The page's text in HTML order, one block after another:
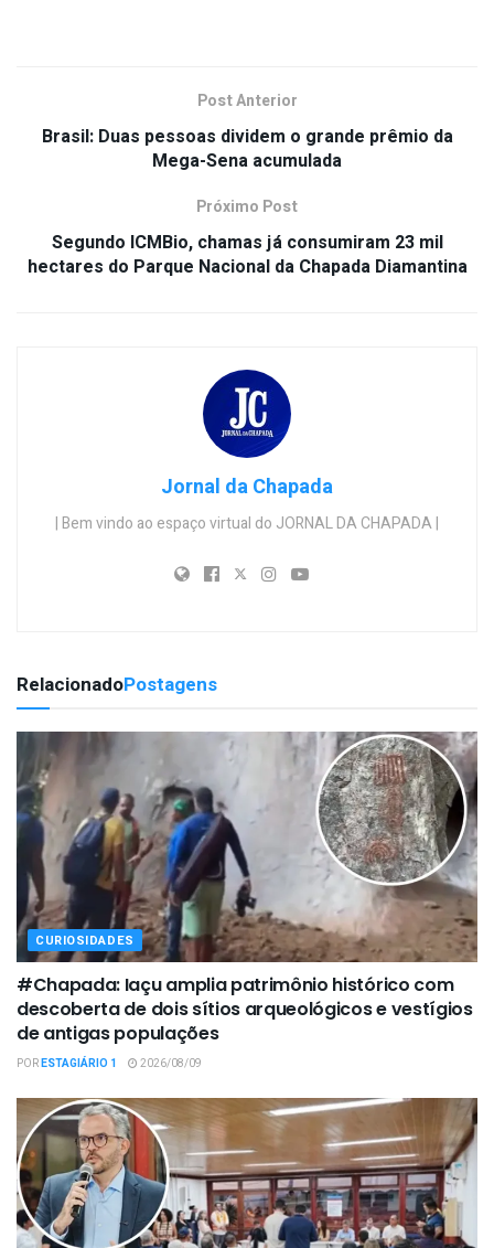
Post Anterior
Brasil: Duas pessoas dividem o grande prêmio da
Mega-Sena acumulada
Próximo Post
Segundo ICMBio, chamas já consumiram 23 mil
hectares do Parque Nacional da Chapada Diamantina
Jornal da Chapada
| Bem vindo ao espaço virtual do JORNAL DA CHAPADA |
RelacionadoPostagens
CURIOSIDADES
#Chapada: Iaçu amplia patrimônio histórico com
descoberta de dois sítios arqueológicos e vestígios
de antigas populações
PORESTAGIÁRIO 1 2026/08/09